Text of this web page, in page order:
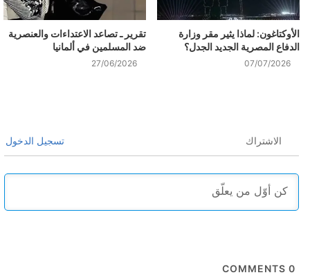
الأوكتاغون: لماذا يثير مقر وزارة
الدفاع المصرية الجديد الجدل؟
07/07/2026
تقرير ـ تصاعد الاعتداءات والعنصرية
ضد المسلمين في ألمانيا
27/06/2026
الاشتراك تسجيل الدخول
0